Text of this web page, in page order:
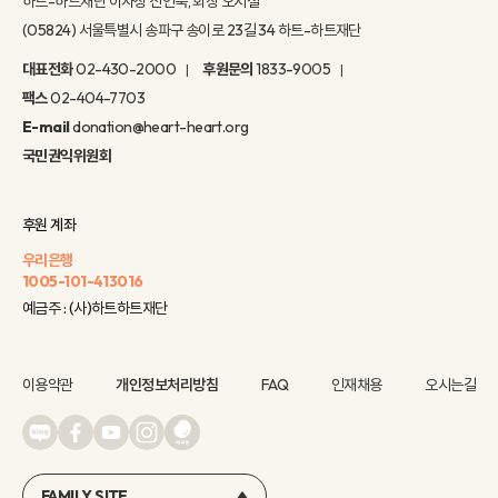
(05824) 서울특별시 송파구 송이로 23길 34 하트-하트재단
대표전화02-430-2000 후원문의 1833-9005
팩스02-404-7703
E-maildonation@heart-heart.org
국민권익위원회
후원 계좌
우리은행
1005-101-413016
예금주 : (사)하트하트재단
이용약관 개인정보처리방침 FAQ 인재채용 오시는길